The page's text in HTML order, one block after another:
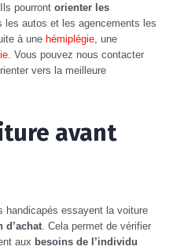
. Ils pourront orienter les
les autos et les agencements les
à une hémiplégie , une
. Vous pouvez nous contacter
vers la meilleure
avant
handicapés essayent la voiture
d’achat . Cela permet de vérifier
aux besoins de l’individu